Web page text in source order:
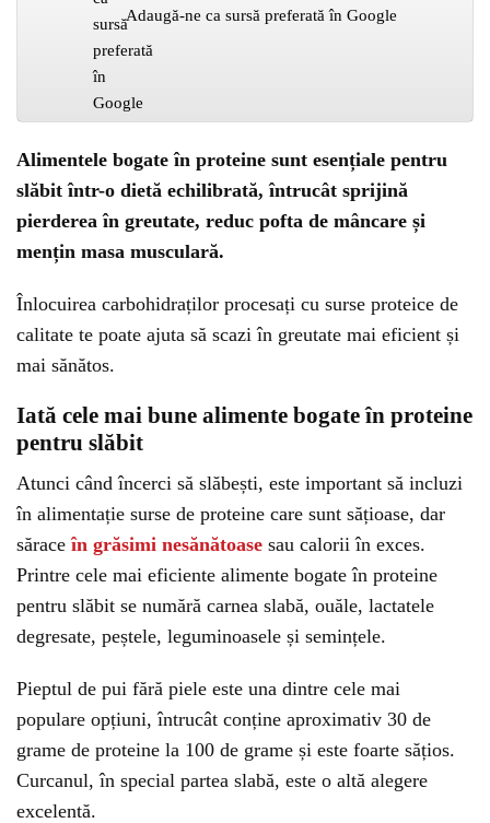
Adaugă-ne ca sursă preferată în Google
Alimentele bogate în proteine sunt esențiale pentru
slăbit într-o dietă echilibrată, întrucât sprijină
pierderea în greutate, reduc pofta de mâncare și
mențin masa musculară.
Înlocuirea carbohidraților procesați cu surse proteice de
calitate te poate ajuta să scazi în greutate mai eficient și
mai sănătos.
Iată cele mai bune alimente bogate în proteine
pentru slăbit
Atunci când încerci să slăbești, este important să incluzi
în alimentație surse de proteine care sunt sățioase, dar
săraceîn grăsimi nesănătoase sau calorii în exces.
Printre cele mai eficiente alimente bogate în proteine
pentru slăbit se numără carnea slabă, ouăle, lactatele
degresate, peștele, leguminoasele și semințele.
Pieptul de pui fără piele este una dintre cele mai
populare opțiuni, întrucât conține aproximativ 30 de
grame de proteine la 100 de grame și este foarte sățios.
Curcanul, în special partea slabă, este o altă alegere
excelentă.